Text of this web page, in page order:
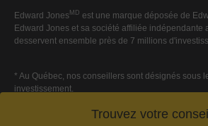
Trouvez votre
Edward JonesMD est une marque déposée de
Edward Jones et sa société affiliée indépendante
desservent ensemble près de 7 millions
* Au Québec, nos conseillers sont désignés sous
investissement.